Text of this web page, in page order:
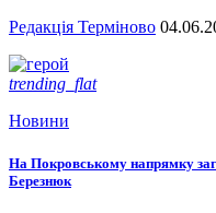
Редакція Терміново
trending_flat
Новини
На Покровському напрямку
Березнюк